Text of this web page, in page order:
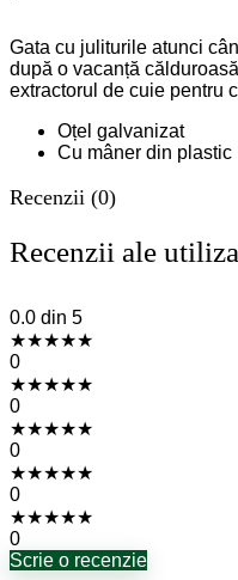
Gata cu juliturile atunci
după o vacanță
extractorul de cuie pentru
Oțel galvanizat
Cu mâner din plastic
Recenzii (0)
Recenzii ale
0.0 din 5
★★★★★
0
★★★★★
0
★★★★★
0
★★★★★
0
★★★★★
0
Scrie o recenzie